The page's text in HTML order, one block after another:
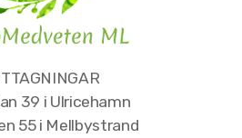
39 i Ulricehamn
55 i Mellbystrand